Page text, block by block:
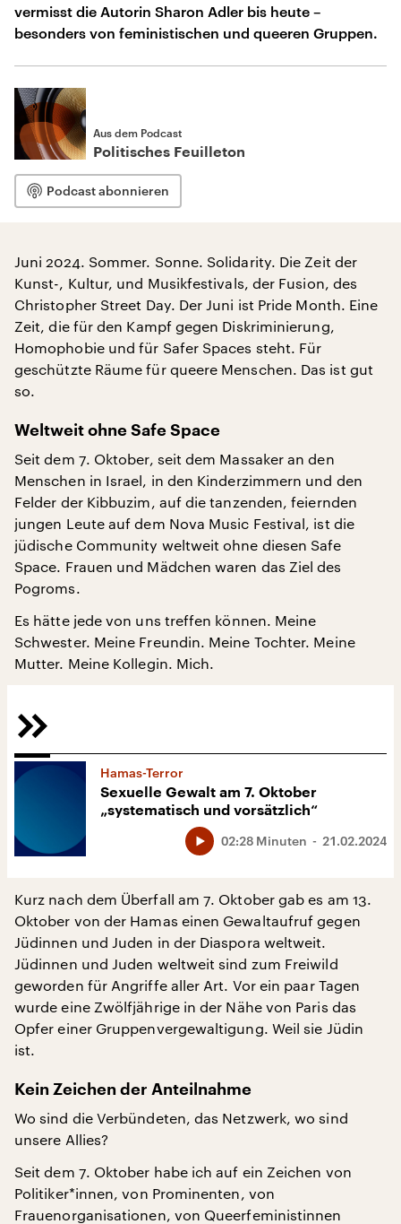
vermisst die Autorin Sharon Adler bis heute –
besonders von feministischen und queeren Gruppen.
Aus dem Podcast
Politisches Feuilleton
Podcast abonnieren
Juni 2024. Sommer. Sonne. Solidarity. Die Zeit der
Kunst-, Kultur, und Musikfestivals, der Fusion, des
Christopher Street Day. Der Juni ist Pride Month. Eine
Zeit, die für den Kampf gegen Diskriminierung,
Homophobie und für Safer Spaces steht. Für
geschützte Räume für queere Menschen. Das ist gut
so.
Weltweit ohne Safe Space
Seit dem 7. Oktober, seit dem Massaker an den
Menschen in Israel, in den Kinderzimmern und den
Felder der Kibbuzim, auf die tanzenden, feiernden
jungen Leute auf dem Nova Music Festival, ist die
jüdische Community weltweit ohne diesen Safe
Space. Frauen und Mädchen waren das Ziel des
Pogroms.
Es hätte jede von uns treffen können. Meine
Schwester. Meine Freundin. Meine Tochter. Meine
Mutter. Meine Kollegin. Mich.
Hamas-Terror
Sexuelle Gewalt am 7. Oktober
„systematisch und vorsätzlich“
21.02.2024
02:28 Minuten
Kurz nach dem Überfall am 7. Oktober gab es am 13.
Oktober von der Hamas einen Gewaltaufruf gegen
Jüdinnen und Juden in der Diaspora weltweit.
Jüdinnen und Juden weltweit sind zum Freiwild
geworden für Angriffe aller Art. Vor ein paar Tagen
wurde eine Zwölfjährige in der Nähe von Paris das
Opfer einer Gruppenvergewaltigung. Weil sie Jüdin
ist.
Kein Zeichen der Anteilnahme
Wo sind die Verbündeten, das Netzwerk, wo sind
unsere Allies?
Seit dem 7. Oktober habe ich auf ein Zeichen von
Politiker*innen, von Prominenten, von
Frauenorganisationen, von Queerfeministinnen